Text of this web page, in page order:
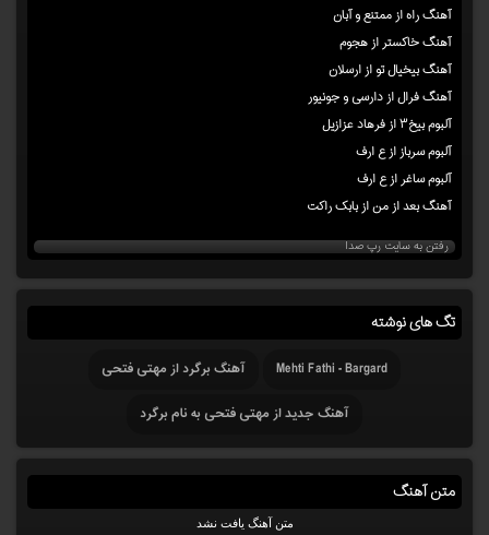
آهنگ راه از ممتنع و آبان
آهنگ خاکستر از هجوم
آهنگ بیخیال تو از ارسلان
آهنگ فرال از دارسی و جونیور
آلبوم بیخ۳ از فرهاد عزازیل
آلبوم سرباز از ع ارف
آلبوم ساغر از ع ارف
آهنگ بعد از من از بابک راکت
رفتن به سایت رپ صدا
تگ های نوشته
Mehti Fathi - Bargard
آهنگ برگرد از مهتی فتحی
آهنگ جدید از مهتی فتحی به نام برگرد
متن آهنگ
متن آهنگ یافت نشد